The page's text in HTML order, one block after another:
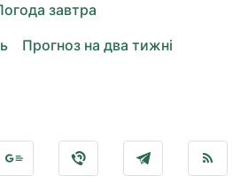
завтра
Прогноз на два тижні